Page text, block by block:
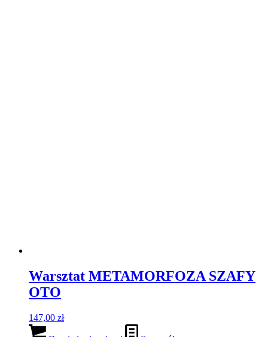
Warsztat METAMORFOZA SZAFY
OTO
147,00 zł